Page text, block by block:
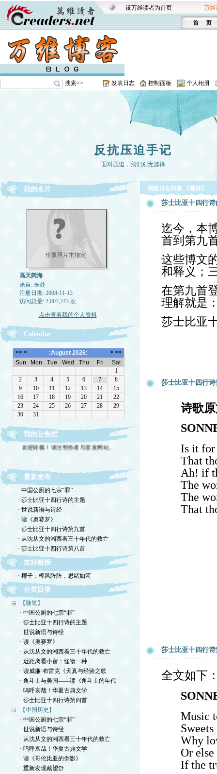
设万维读者为首页 万维
首 页
搜索>> 发表日志 控制面板 个人相册
反抗压迫手记
面对压迫，我们别无选择
我的名片
高天阔海
来自: 来处
注册日期: 2008-11-13
访问总量: 2,007,743 次
点击查看我的个人资料
Calendar
我的公告栏
欢迎转载！请注明作者与首发网站。
最新发布
· 中国公厕的七宗“罪”
· 莎士比亚十四行诗的主题
· 世说新语与诗经
· 读《奥赛罗》
· 莎士比亚十四行诗第九首
· 从沈从文的湘西看三十年代的救亡
· 莎士比亚十四行诗第八首
友好链接
· 椰子：椰风阵阵，思绪如河
分类目录
【随笔】
· 中国公厕的七宗“罪”
· 莎士比亚十四行诗的主题
· 世说新语与诗经
· 读《奥赛罗》
· 从沈从文的湘西看三十年代的救亡
· 近距离看小留：怪物一种
· 读威廉·布雷克《天真与经验之歌
· 角斗士与美国——读《角斗士的年代
· 呜呼哀哉！华夏古典文学
· 莎士比亚十四行诗第四首
【中国历史】
· 中国公厕的七宗“罪”
· 世说新语与诗经
· 从沈从文的湘西看三十年代的救亡
· 呜呼哀哉！华夏古典文学
· 读《哥伦比亚的倒影》
· 重新发现戴望舒
网络日志列表 【翻译】
莎士比亚十四行
迄今，本
首到第九
这些博文
和释义；
在第九首
理解就是
莎士比亚
莎士比亚十四行
诗歌
Is it for
That
Ah! if
The
The
That
莎士比亚十四行
全文如下
Music
Why
Or
If the